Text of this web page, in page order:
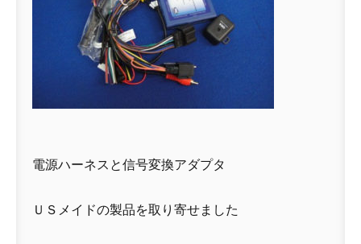
電源ハーネスと信号変換アダプタ
ＵＳメイドの製品を取り寄せました